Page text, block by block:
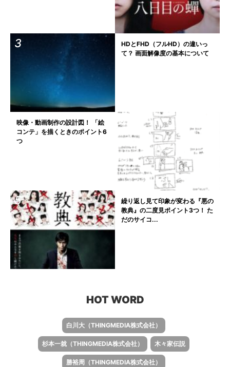
HDとFHD（フルHD）の違いっ
て？ 画面解像度の基本について
映像・動画制作の設計図！ 「絵
コンテ」を描くときのポイント6
つ
繰り返し見て印象が変わる『悪の
教典』の二度見ポイント3つ！ た
だのサイコ...
HOT WORD
白川大（THINGMEDIA株式会社）
杉本一就（THINGMEDIA株式会社） 木々家伝説
勝裕周（THINGMEDIA株式会社）